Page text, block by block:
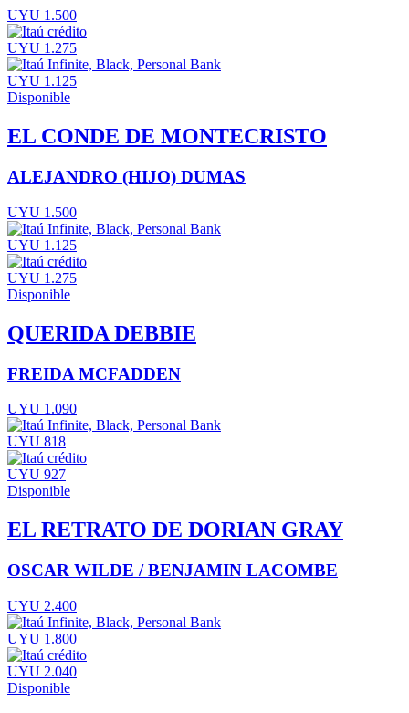
UYU 1.500
UYU 1.275
UYU 1.125
Disponible
EL CONDE DE MONTECRISTO
ALEJANDRO (HIJO) DUMAS
UYU 1.500
UYU 1.125
UYU 1.275
Disponible
QUERIDA DEBBIE
FREIDA MCFADDEN
UYU 1.090
UYU 818
UYU 927
Disponible
EL RETRATO DE DORIAN GRAY
OSCAR WILDE / BENJAMIN LACOMBE
UYU 2.400
UYU 1.800
UYU 2.040
Disponible